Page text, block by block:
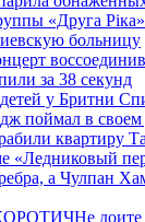
«Друга
больницу
за 38 секунд
у Бритни
поймал в своем
квартиру
«Ледниковый
а Чулпан
Не